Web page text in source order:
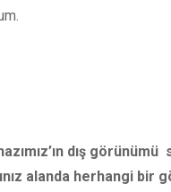
dış
alanda herhangi bir